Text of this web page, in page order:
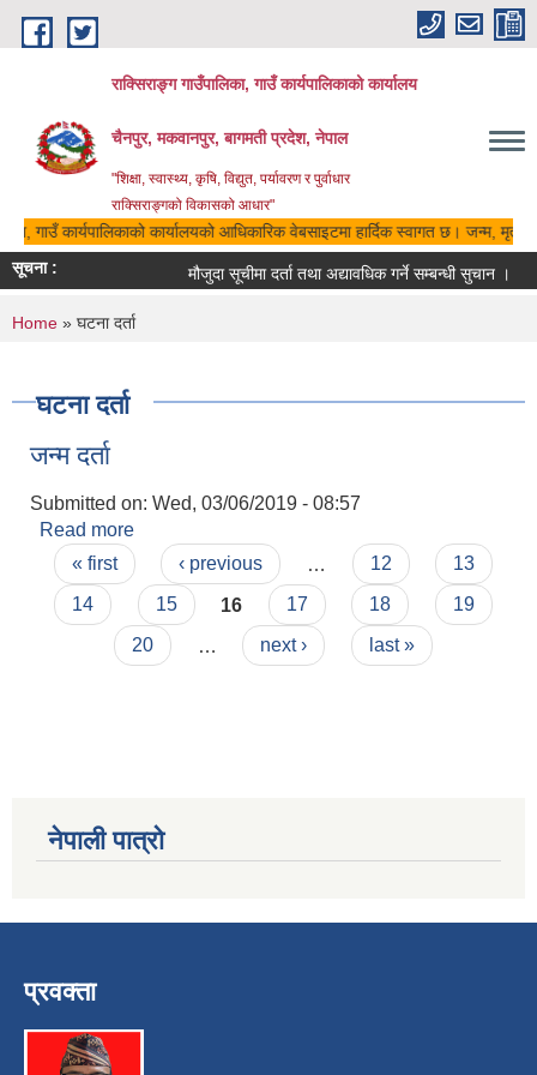
Skip to main content
राक्सिराङ्ग गाउँपालिका, गाउँ कार्यपालिकाको कार्यालय
चैनपुर, मकवानपुर, बागमती प्रदेश, नेपाल
"शिक्षा, स्वास्थ्य, कृषि, विद्युत, पर्यावरण र पुर्वाधार
राक्सिराङ्गको विकासको आधार"
गाउँ कार्यपालिकाको कार्यालयको आधिकारिक वेबसाइटमा हार्दिक स्वागत छ। जन्म,
सूचना :
मौजुदा सूचीमा दर्ता तथा अद्यावधिक गर्ने सम्बन्धी सुचान ।
You are here
Home » घटना दर्ता
घटना दर्ता
जन्म दर्ता
Submitted on: Wed, 03/06/2019 - 08:57
Read more
Pages
« first ‹ previous 12
13
14
15 16 17 18
19
20
next › last »
नेपाली पात्रो
प्रवक्ता